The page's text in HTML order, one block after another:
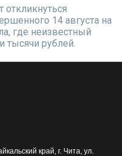
откликнуться
14 августа на
где неизвестный
тысячи рублей.
край, г. Чита, ул.